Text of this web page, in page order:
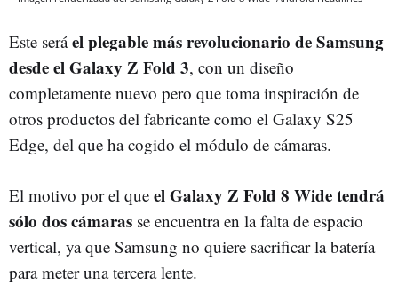
Este seráel plegable más revolucionario de Samsung
desde el Galaxy Z Fold 3, con un diseño
completamente nuevo pero que toma inspiración de
otros productos del fabricante como el Galaxy S25
Edge, del que ha cogido el módulo de cámaras.
El motivo por el que el Galaxy Z Fold 8 Wide tendrá
sólo dos cámaras se encuentra en la falta de espacio
vertical, ya que Samsung no quiere sacrificar la batería
para meter una tercera lente.